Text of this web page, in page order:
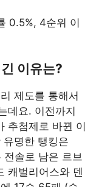
0.5%, 4순위 이
이유는?
제도를 통해서
데요. 이전까지
추첨제로 바뀐 이
명한 탱킹은
솔로 남은 르브
캐벌리어스와 덴